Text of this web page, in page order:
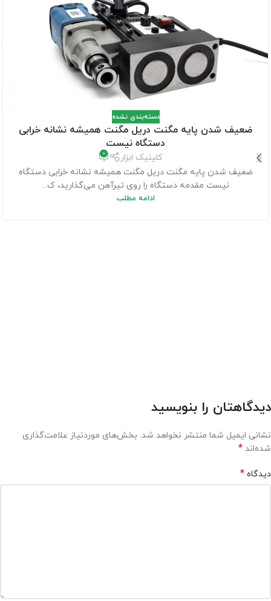
دسته‌بندی نشده
ضعیف شدن پایه مگنت دریل مگنت همیشه نشانه خرابی
دستگاه نیست
کلینیک ابزار 0
ضعیف شدن پایه مگنت دریل مگنت همیشه نشانه خرابی دستگاه
نیست مقدمه دستگاه را روی تیرآهن می‌گذارید، ک...
ادامه مطلب
دیدگاهتان را بنویسید
نشانی ایمیل شما منتشر نخواهد شد. بخش‌های موردنیاز علامت‌گذاری
شده‌اند *
دیدگاه *